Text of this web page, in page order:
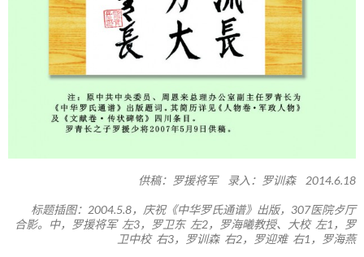
供稿：罗援将军 录入：罗训森 2014.6.18
标题插图：2004.5.8，庆祝《中华罗氏通谱》出版，307医院歺厅
合影。中，罗援将军 左3，罗卫东 左2，罗海曦教授、大校 左1，罗
卫中校 右3，罗训森 右2，罗迎难 右1，罗海燕